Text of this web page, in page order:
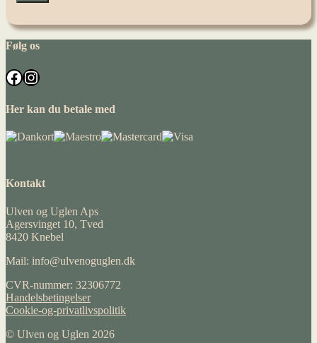
Følg os
Facebook
Instagram
Her kan du betale med
Kontakt
Ulven og Uglen Aps
Agersvinget 10, Tved
8420 Knebel
Mail: info@ulvenoguglen.dk
CVR-nummer: 32306772
Handelsbetingelser
Cookie-og-privatlivspolitik
© Ulven og Uglen 2026